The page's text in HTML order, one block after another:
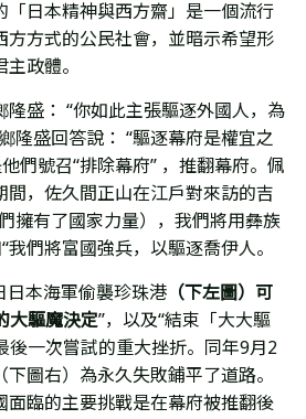
日本精神與西方齋」 是一個流行
方方式的公民社會，並暗示希望形
主政體。
隆盛： “你如此主張驅逐外國人，為
隆盛回答說： “驅逐幕府是權宜之
們號召“排除幕府” ，推翻幕府。 ​佩
間，佐久間正山在江戶對來訪的吉
擁有了國家力量），我們將用彝族
我們將富國強兵，以驅逐喬伊人。
日本海軍偷襲珍珠港（下左圖）可
大驅魔決定”，以及“結束 「大大驅
後一次嘗試的重大挫折。同年9月2
圖右）為永久失敗鋪平了道路。
面臨的主要挑戰是在幕府被推翻後